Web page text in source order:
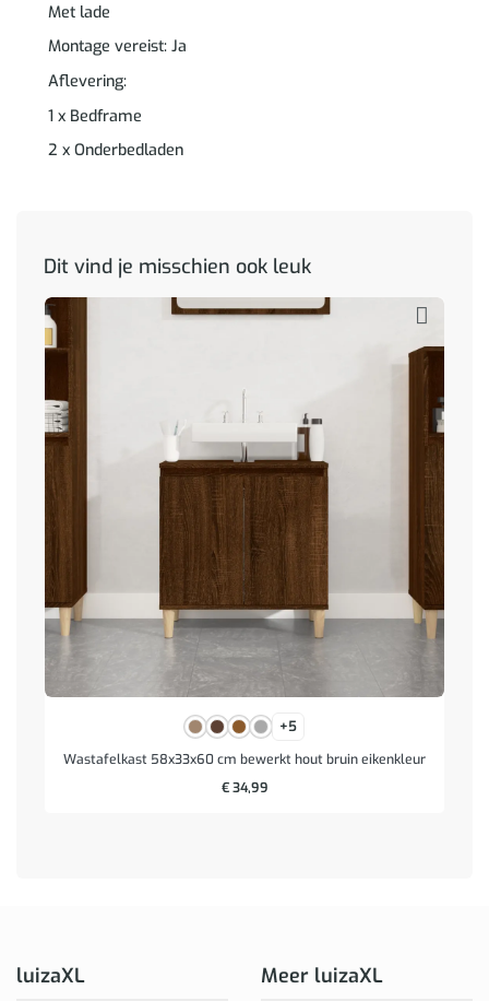
Met lade
Montage vereist: Ja
Aflevering:
1 x Bedframe
2 x Onderbedladen
Dit vind je misschien ook leuk
+5
Wastafelkast 58x33x60 cm bewerkt hout bruin eikenkleur
€34,99
luizaXL Meer luizaXL